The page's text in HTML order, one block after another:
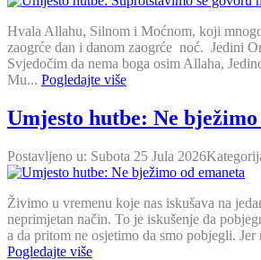
Hvala Allahu, Silnom i Moćnom, koji
zaogrće dan i danom zaogrće noć. Jedini
Svjedočim da nema boga osim Allaha,
Mu... Pogledajte više
Umjesto hutbe: Ne bježimo
Postavljeno u: Subota 25 Jula 2026
Živimo u vremenu koje nas iskušava na
neprimjetan način. To je iskušenje da
a da pritom ne osjetimo da smo pobjegli.
Pogledajte više